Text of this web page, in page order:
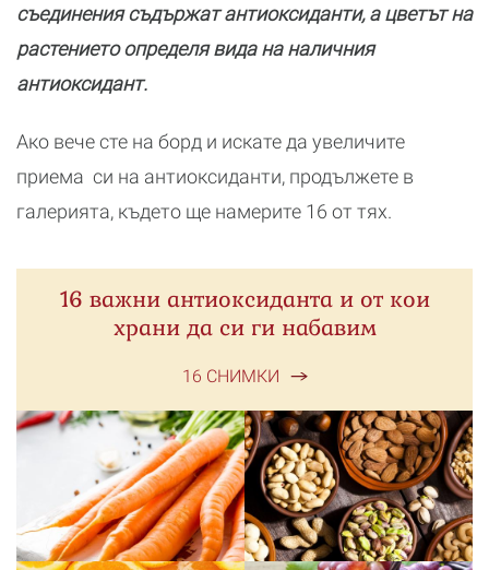
съединения съдържат антиоксиданти, а цветът на
растението определя вида на наличния
антиоксидант.
Ако вече сте на борд и искате да увеличите
приема си на антиоксиданти, продължете в
галерията, където ще намерите 16 от тях.
16 важни антиоксиданта и от кои
храни да си ги набавим
16 СНИМКИ